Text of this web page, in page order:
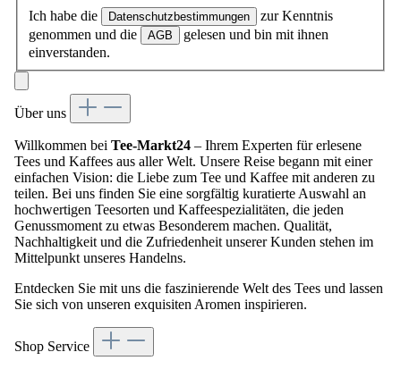
Ich habe die Datenschutzbestimmungen
zur Kenntnis
genommen und die
AGB
gelesen und bin mit ihnen
einverstanden.
Über uns
Willkommen bei Tee-Markt24 – Ihrem Experten für erlesene
Tees und Kaffees aus aller Welt. Unsere Reise begann mit einer
einfachen Vision: die Liebe zum Tee und Kaffee mit anderen zu
teilen. Bei uns finden Sie eine sorgfältig kuratierte Auswahl an
hochwertigen Teesorten und Kaffeespezialitäten, die jeden
Genussmoment zu etwas Besonderem machen. Qualität,
Nachhaltigkeit und die Zufriedenheit unserer Kunden stehen im
Mittelpunkt unseres Handelns.
Entdecken Sie mit uns die faszinierende Welt des Tees und lassen
Sie sich von unseren exquisiten Aromen inspirieren.
Shop Service